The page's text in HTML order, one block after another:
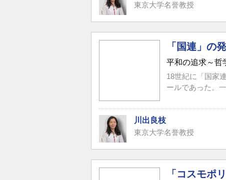
東京大学名誉教授
「国連」の
平和の追求～哲
18世紀に「国家
ールであった。
川出良枝
東京大学名誉教授
「コスモポ